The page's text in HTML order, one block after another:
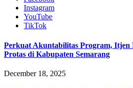
Instagram
YouTube
TikTok
Perkuat Akuntabilitas Program, Itjen
Protas di Kabupaten Semarang
December 18, 2025